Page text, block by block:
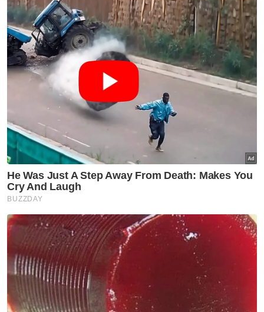
kasih kepada saudaranya sebagaimana dia
kasih kepada dirinya sendiri.”(Hadis Riwayat
Al-Bukhari)
Justeru, berlaku jujurlah dalam setiap urusan
kehidupan walaupun dalam perkara yang
dilihat remeh.